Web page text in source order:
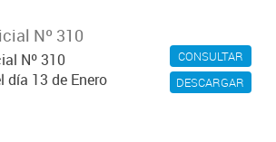
CONSULTAR
DESCARGAR
Nº 310
Nº 310
día 13 de Enero